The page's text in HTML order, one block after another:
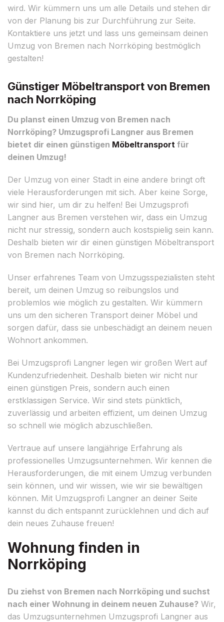
wird. Wir kümmern uns um alle Details und stehen dir
von der Planung bis zur Durchführung zur Seite.
Kontaktiere uns jetzt und lass uns gemeinsam deinen
Umzug von Bremen nach Norrköping bestmöglich
gestalten!
Günstiger Möbeltransport von Bremen
nach Norrköping
Du planst einen Umzug von Bremen nach
Norrköping? Umzugsprofi Langner aus Bremen
bietet dir einen günstigen Möbeltransport für
deinen Umzug!
Der Umzug von einer Stadt in eine andere bringt oft
viele Herausforderungen mit sich. Aber keine Sorge,
wir sind hier, um dir zu helfen! Bei Umzugsprofi
Langner aus Bremen verstehen wir, dass ein Umzug
nicht nur stressig, sondern auch kostspielig sein kann.
Deshalb bieten wir dir einen günstigen Möbeltransport
von Bremen nach Norrköping.
Unser erfahrenes Team von Umzugsspezialisten steht
bereit, um deinen Umzug so reibungslos und
problemlos wie möglich zu gestalten. Wir kümmern
uns um den sicheren Transport deiner Möbel und
sorgen dafür, dass sie unbeschädigt an deinem neuen
Wohnort ankommen.
Bei Umzugsprofi Langner legen wir großen Wert auf
Kundenzufriedenheit. Deshalb bieten wir nicht nur
einen günstigen Preis, sondern auch einen
erstklassigen Service. Wir sind stets pünktlich,
zuverlässig und arbeiten effizient, um deinen Umzug
so schnell wie möglich abzuschließen.
Vertraue auf unsere langjährige Erfahrung als
professionelles Umzugsunternehmen. Wir kennen die
Herausforderungen, die mit einem Umzug verbunden
sein können, und wir wissen, wie wir sie bewältigen
können. Mit Umzugsprofi Langner an deiner Seite
kannst du dich entspannt zurücklehnen und dich auf
dein neues Zuhause freuen!
Wohnung finden in
Norrköping
Du ziehst von Bremen nach Norrköping und suchst
nach einer Wohnung in deinem neuen Zuhause? Wir,
das Umzugsunternehmen Umzugsprofi Langner aus